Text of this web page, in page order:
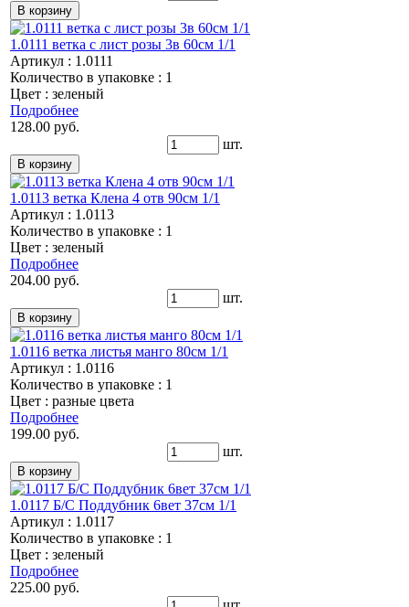
1.0111 ветка с лист розы 3в 60см 1/1
Артикул : 1.0111
Количество в упаковке : 1
Цвет : зеленый
Подробнее
128.00 руб.
шт.
1.0113 ветка Клена 4 отв 90см 1/1
Артикул : 1.0113
Количество в упаковке : 1
Цвет : зеленый
Подробнее
204.00 руб.
шт.
1.0116 ветка листья манго 80см 1/1
Артикул : 1.0116
Количество в упаковке : 1
Цвет : разные цвета
Подробнее
199.00 руб.
шт.
1.0117 Б/С Поддубник 6вет 37см 1/1
Артикул : 1.0117
Количество в упаковке : 1
Цвет : зеленый
Подробнее
225.00 руб.